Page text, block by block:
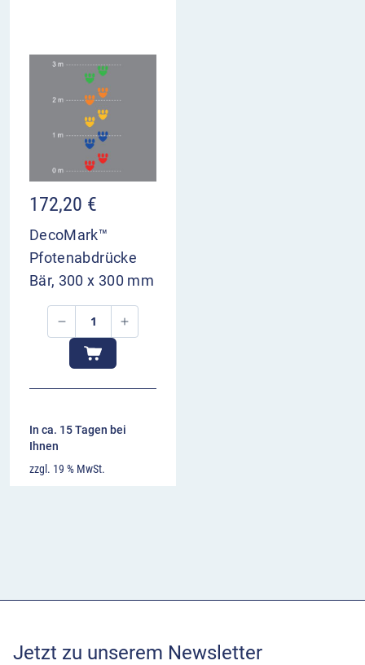
172,20 €
DecoMark™
Pfotenabdrücke
Bär, 300 x 300 mm
In ca. 15 Tagen bei
Ihnen
zzgl. 19 % MwSt.
Jetzt zu unserem Newsletter